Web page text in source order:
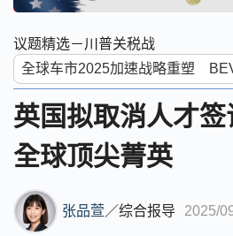
议题精选－川普关税战
英国拟取消人才
全球顶尖菁英
张品萱 ／综合报导 2025/